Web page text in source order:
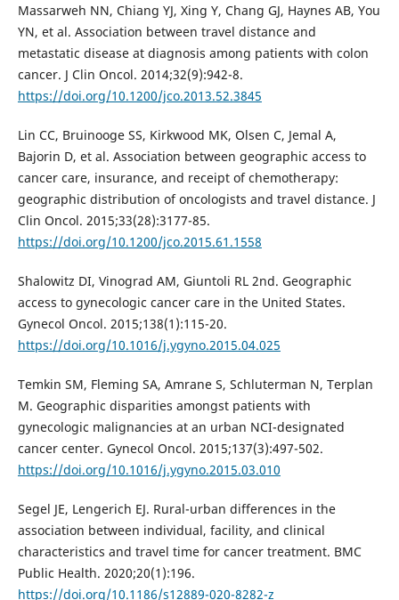
Massarweh NN, Chiang YJ, Xing Y, Chang GJ, Haynes AB, You
YN, et al. Association between travel distance and
metastatic disease at diagnosis among patients with colon
cancer. J Clin Oncol. 2014;32(9):942-8.
https://doi.org/10.1200/jco.2013.52.3845
Lin CC, Bruinooge SS, Kirkwood MK, Olsen C, Jemal A,
Bajorin D, et al. Association between geographic access to
cancer care, insurance, and receipt of chemotherapy:
geographic distribution of oncologists and travel distance. J
Clin Oncol. 2015;33(28):3177-85.
https://doi.org/10.1200/jco.2015.61.1558
Shalowitz DI, Vinograd AM, Giuntoli RL 2nd. Geographic
access to gynecologic cancer care in the United States.
Gynecol Oncol. 2015;138(1):115-20.
https://doi.org/10.1016/j.ygyno.2015.04.025
Temkin SM, Fleming SA, Amrane S, Schluterman N, Terplan
M. Geographic disparities amongst patients with
gynecologic malignancies at an urban NCI-designated
cancer center. Gynecol Oncol. 2015;137(3):497-502.
https://doi.org/10.1016/j.ygyno.2015.03.010
Segel JE, Lengerich EJ. Rural-urban differences in the
association between individual, facility, and clinical
characteristics and travel time for cancer treatment. BMC
Public Health. 2020;20(1):196.
https://doi.org/10.1186/s12889-020-8282-z